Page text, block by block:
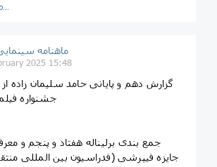
ماهنامه
2025 15:48
گزارش دهم و پایانی حامد سلیمان زاده
جشنواره فیلم
جمع بندی برلیناله هفتاد و پنجم و
جایزه فیپرشی (فدراسیون بین المللی